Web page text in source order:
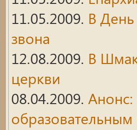
11.05.2009. В
звона
12.08.2009. В
церкви
08.04.2009. Анонс:
образовательным